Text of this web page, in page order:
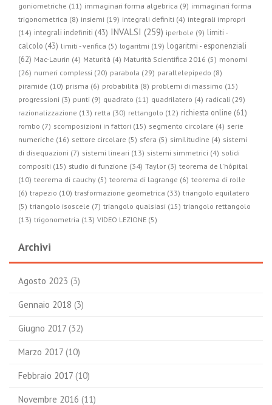
goniometriche (11) immaginari forma algebrica (9) immaginari forma
trigonometrica (8) insiemi (19) integrali definiti (4) integrali impropri
(14) integrali indefiniti (43) INVALSI (259) iperbole (9) limiti -
calcolo (43) limiti - verifica (5) logaritmi (19) logaritmi - esponenziali
(62) Mac-Laurin (4) Maturità (4) Maturità Scientifica 2016 (5) monomi
(26) numeri complessi (20) parabola (29) parallelepipedo (8)
piramide (10) prisma (6) probabilità (8) problemi di massimo (15)
progressioni (3) punti (9) quadrato (11) quadrilatero (4) radicali (29)
razionalizzazione (13) retta (30) rettangolo (12) richiesta online (61)
rombo (7) scomposizioni in fattori (15) segmento circolare (4) serie
numeriche (16) settore circolare (5) sfera (5) similitudine (4) sistemi
di disequazioni (7) sistemi lineari (13) sistemi simmetrici (4) solidi
compositi (15) studio di funzione (34) Taylor (3) teorema de l'hôpital
(10) teorema di cauchy (5) teorema di lagrange (6) teorema di rolle
(6) trapezio (10) trasformazione geometrica (33) triangolo equilatero
(5) triangolo isoscele (7) triangolo qualsiasi (15) triangolo rettangolo
(13) trigonometria (13) VIDEO LEZIONE (5)
Archivi
Agosto 2023 (3)
Gennaio 2018 (3)
Giugno 2017 (32)
Marzo 2017 (10)
Febbraio 2017 (10)
Novembre 2016 (11)